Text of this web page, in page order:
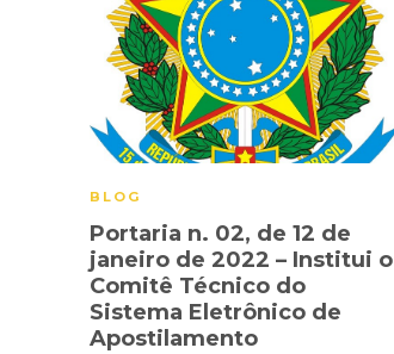
BLOG
Portaria n. 02, de 12 de
janeiro de 2022 – Institui o
Comitê Técnico do
Sistema Eletrônico de
Apostilamento